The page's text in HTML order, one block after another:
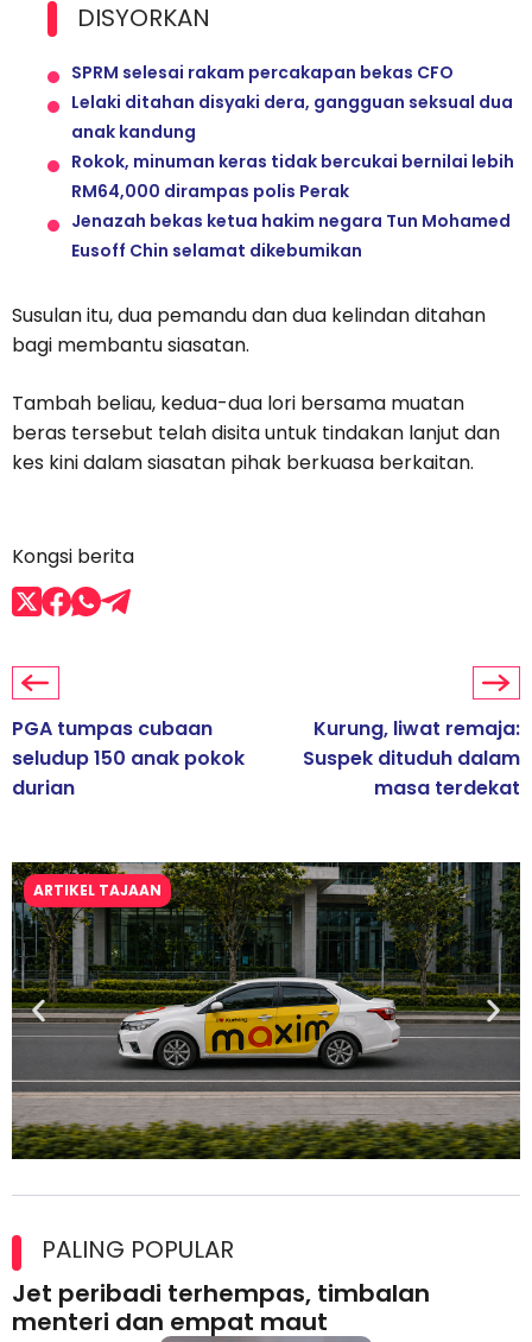
DISYORKAN
SPRM selesai rakam percakapan bekas CFO
Lelaki ditahan disyaki dera, gangguan seksual dua
anak kandung
Rokok, minuman keras tidak bercukai bernilai lebih
RM64,000 dirampas polis Perak
Jenazah bekas ketua hakim negara Tun Mohamed
Eusoff Chin selamat dikebumikan
Susulan itu, dua pemandu dan dua kelindan ditahan
bagi membantu siasatan.
Tambah beliau, kedua-dua lori bersama muatan
beras tersebut telah disita untuk tindakan lanjut dan
kes kini dalam siasatan pihak berkuasa berkaitan.
Kongsi berita
PGA tumpas cubaan
seludup 150 anak pokok
durian
Kurung, liwat remaja:
Suspek dituduh dalam
masa terdekat
ARTIKEL TAJAAN
lesen separuh pertama 2026
PALING POPULAR
Jet peribadi terhempas, timbalan
menteri dan empat maut